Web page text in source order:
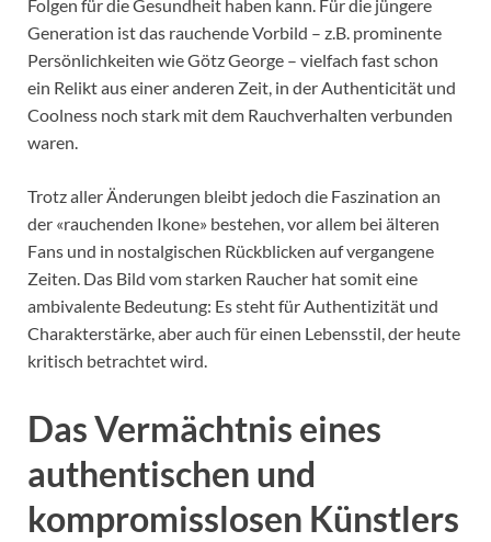
Folgen für die Gesundheit haben kann. Für die jüngere
Generation ist das rauchende Vorbild – z.B. prominente
Persönlichkeiten wie Götz George – vielfach fast schon
ein Relikt aus einer anderen Zeit, in der Authenticität und
Coolness noch stark mit dem Rauchverhalten verbunden
waren.
Trotz aller Änderungen bleibt jedoch die Faszination an
der «rauchenden Ikone» bestehen, vor allem bei älteren
Fans und in nostalgischen Rückblicken auf vergangene
Zeiten. Das Bild vom starken Raucher hat somit eine
ambivalente Bedeutung: Es steht für Authentizität und
Charakterstärke, aber auch für einen Lebensstil, der heute
kritisch betrachtet wird.
Das Vermächtnis eines
authentischen und
kompromisslosen Künstlers